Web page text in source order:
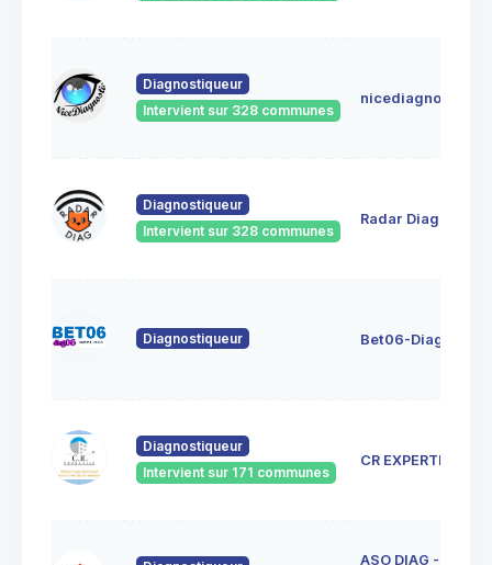
Diagnostiqueur
Intervient sur 328 communes
nicediagnostic
Diagnostiqueur
Intervient sur 328 communes
Radar Diag
Diagnostiqueur Bet06-Diag06
Diagnostiqueur
Intervient sur 171 communes
CR EXPERTISE
ASO DIAG -